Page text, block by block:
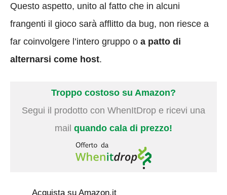
Questo aspetto, unito al fatto che in alcuni
frangenti il gioco sarà afflitto da bug, non riesce a
far coinvolgere l’intero gruppo o a patto di
alternarsi come host.
Troppo costoso su Amazon?
Segui il prodotto con WhenItDrop e ricevi una
mail quando cala di prezzo!
Acquista su Amazon.it